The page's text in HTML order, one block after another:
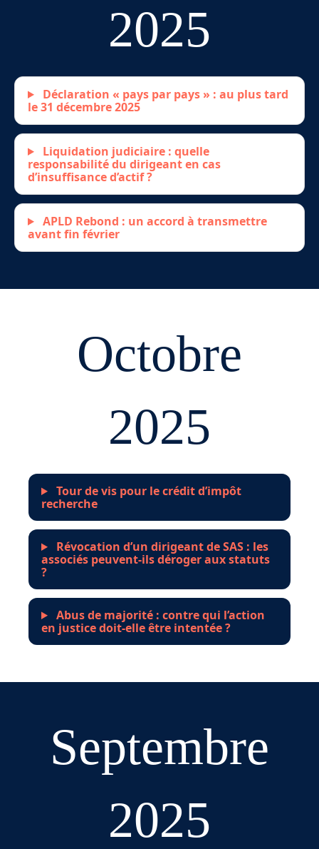
2025
Déclaration « pays par pays » : au plus tard
le 31 décembre 2025
Liquidation judiciaire : quelle
responsabilité du dirigeant en cas
d’insuffisance d’actif ?
APLD Rebond : un accord à transmettre
avant fin février
Octobre
2025
Tour de vis pour le crédit d’impôt
recherche
Révocation d’un dirigeant de SAS : les
associés peuvent-ils déroger aux statuts
?
Abus de majorité : contre qui l’action
en justice doit-elle être intentée ?
Septembre
2025